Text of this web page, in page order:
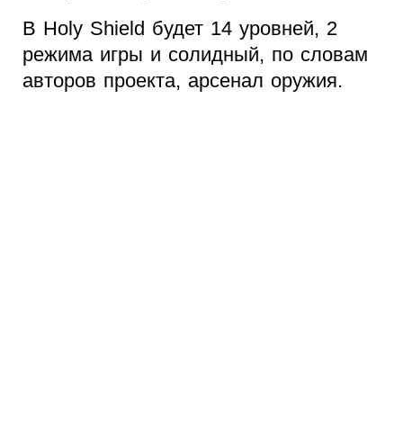
В Holy Shield будет 14 уровней, 2
режима игры и солидный, по словам
авторов проекта, арсенал оружия.